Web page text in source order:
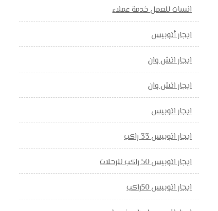
انسات للعمل خدمة عملاء
ايجار أتوبيس
ايجار اتش وان
ايجار اتش وان
ايجار اتوبيس
ايجار اتوبيس 33 راكب
ايجار اتوبيس 50 راكب للرحلات
ايجار اتوبيس 50راكب